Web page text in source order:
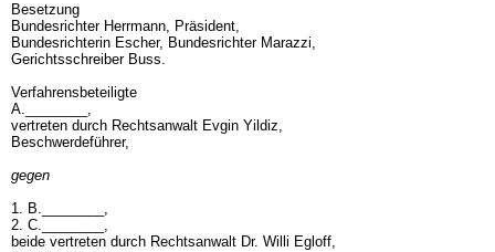
Besetzung
Bundesrichter Herrmann, Präsident,
Bundesrichterin Escher, Bundesrichter Marazzi,
Gerichtsschreiber Buss.
Verfahrensbeteiligte
A.________,
vertreten durch Rechtsanwalt Evgin Yildiz,
Beschwerdeführer,
gegen
1. B.________,
2. C.________,
beide vertreten durch Rechtsanwalt Dr. Willi Egloff,